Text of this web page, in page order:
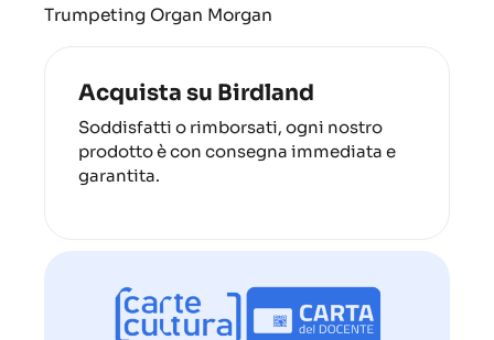
Trumpeting Organ Morgan
Acquista su Birdland
Soddisfatti o rimborsati, ogni nostro
prodotto è con consegna immediata e
garantita.